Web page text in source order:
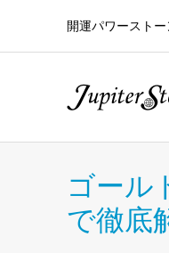
開運パワースト
ゴール
で徹底